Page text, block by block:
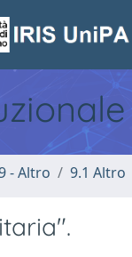
- Altro 9.1 Altro